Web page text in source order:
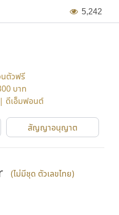
5,242
นตัวฟรี
บาท
ดีเอ็มฟอนต์
สัญญาอนุญาต
(ไม่มีชุด ตัวเลขไทย)